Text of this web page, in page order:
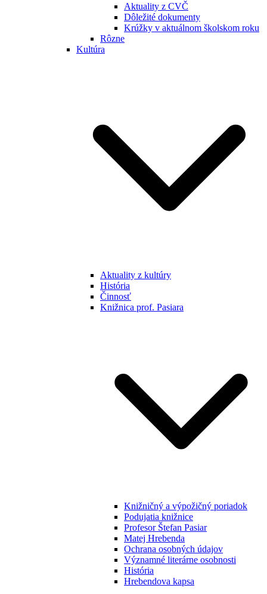
Aktuality z CVČ
Dôležité dokumenty
Krúžky v aktuálnom školskom roku
Rôzne
Kultúra
Aktuality z kultúry
História
Činnosť
Knižnica prof. Pasiara
Knižničný a výpožičný poriadok
Podujatia knižnice
Profesor Štefan Pasiar
Matej Hrebenda
Ochrana osobných údajov
Významné literárne osobnosti
História
Hrebendova kapsa